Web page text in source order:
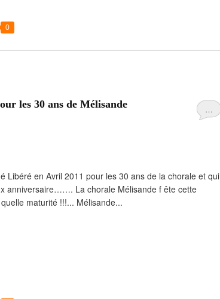
0
…
les 30 ans de Mélisande
Libéré en Avril 2011 pour les 30 ans de la chorale et qui
anniversaire……. La chorale Mélisande f ête cette
maturité !!!... Mélisande...